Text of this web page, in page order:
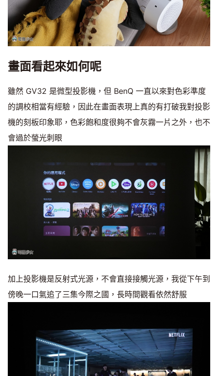
畫面看起來如何呢
雖然 GV32 是微型投影機，但 BenQ 一直以來對色彩準度
的調校相當有經驗，因此在畫面表現上真的有打破我對投影
機的刻板印象耶，色彩飽和度很夠不會灰霧一片之外，也不
會過於螢光刺眼
加上投影機是反射式光源，不會直接接觸光源，我從下午到
傍晚一口氣追了三集今際之國，長時間觀看依然舒服